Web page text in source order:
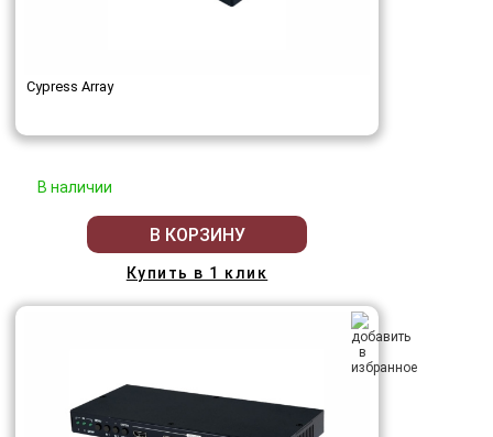
Cypress Array
В наличии
В КОРЗИНУ
Купить в 1 клик